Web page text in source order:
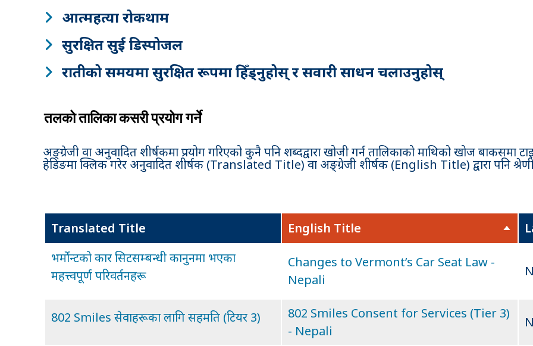
आत्महत्या रोकथाम
सुरक्षित सुई डिस्पोजल
रातीको समयमा सुरक्षित रूपमा हिँड्नुहोस् र सवारी साधन चलाउनुहोस्
तलको तालिका कसरी प्रयोग गर्ने
अङ्ग्रेजी वा अनुवादित शीर्षकमा प्रयोग गरिएको कुनै पनि शब्दद्वारा खोजी गर्न तालिकाको माथिकोखोज बाकसमा
हेडिङमा क्लिक गरेर अनुवादित शीर्षक (Translated Title) वा अङ्ग्रेजी शीर्षक (English Title) द्वारा पनि
Translated Title English Title
S
e
भर्मोन्टको कार सिटसम्बन्धी कानुनमा भएका
महत्त्वपूर्ण परिवर्तनहरू
Changes to Vermont’s Car Seat Law -
Nepali
802 Smiles सेवाहरूका लागि सहमति (टियर 3)
802 Smiles Consent for Services (Tier 3)
- Nepali